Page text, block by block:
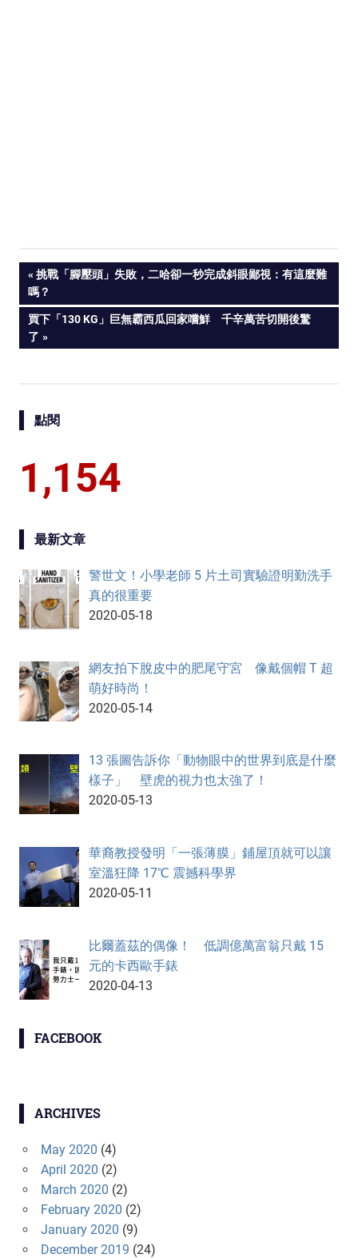
Post
navigation
PREVIOUS
POST:
挑戰「腳壓頭」失敗，二哈卻一秒完成斜眼鄙視：有這麼難
嗎？
NEXT
POST:
買下「130 KG」巨無霸西瓜回家嚐鮮 千辛萬苦切開後驚
了
點閱
1,154
最新文章
警世文！小學老師 5 片土司實驗證明勤洗手
真的很重要
2020-05-18
網友拍下脫皮中的肥尾守宮 像戴個帽 T 超
萌好時尚！
2020-05-14
13 張圖告訴你「動物眼中的世界到底是什麼
樣子」 壁虎的視力也太強了！
2020-05-13
華裔教授發明「一張薄膜」鋪屋頂就可以讓
室溫狂降 17℃ 震撼科學界
2020-05-11
比爾蓋茲的偶像！ 低調億萬富翁只戴 15
元的卡西歐手錶
2020-04-13
FACEBOOK
ARCHIVES
May 2020 (4)
April 2020 (2)
March 2020 (2)
February 2020 (2)
January 2020 (9)
December 2019 (24)